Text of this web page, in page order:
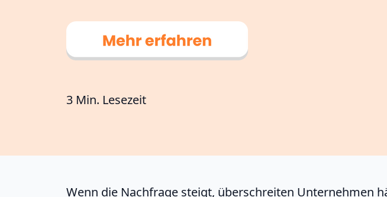
3 Min. Lesezeit
Wenn die Nachfrage steigt, überschreiten Unternehmen